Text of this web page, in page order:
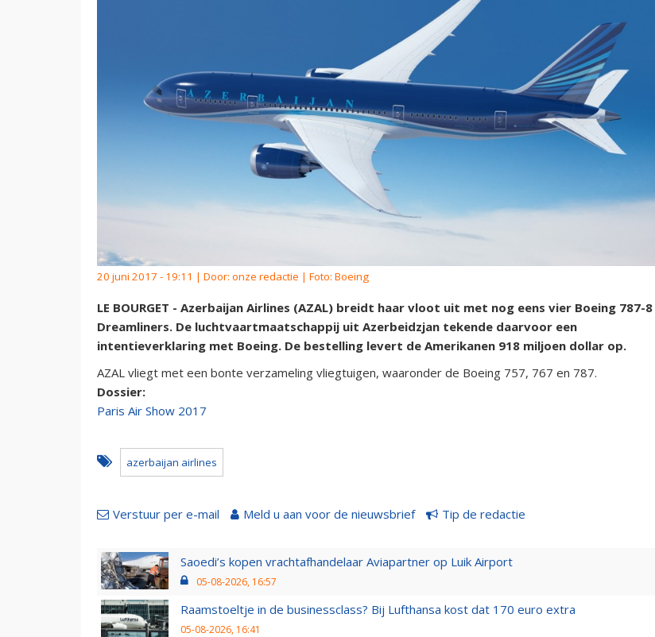
20 juni 2017 - 19:11 | Door: onze redactie | Foto: Boeing
LE BOURGET - Azerbaijan Airlines (AZAL) breidt haar vloot uit met nog eens vier Boeing 787-8
Dreamliners. De luchtvaartmaatschappij uit Azerbeidzjan tekende daarvoor een
intentieverklaring met Boeing. De bestelling levert de Amerikanen 918 miljoen dollar op.
AZAL vliegt met een bonte verzameling vliegtuigen, waaronder de Boeing 757, 767 en 787.
Dossier:
Paris Air Show 2017
azerbaijan airlines
Verstuur per e-mail Meld u aan voor de nieuwsbrief Tip de redactie
Saoedi’s kopen vrachtafhandelaar Aviapartner op Luik Airport
05-08-2026, 16:57
Raamstoeltje in de businessclass? Bij Lufthansa kost dat 170 euro extra
05-08-2026, 16:41